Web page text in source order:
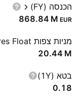
הכנסה (FY)
‪868.84 M‬ EUR
מניות צפות Shares Float
‪20.44 M‬
בטא (1Y)
0.18